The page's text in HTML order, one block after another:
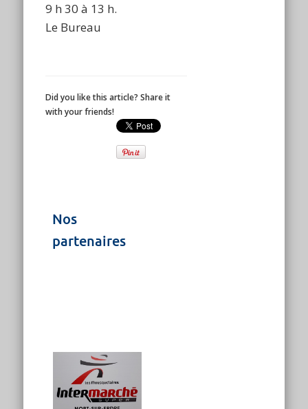
9 h 30 à 13 h.
Le Bureau
Did you like this article? Share it
with your friends!
Nos
partenaires